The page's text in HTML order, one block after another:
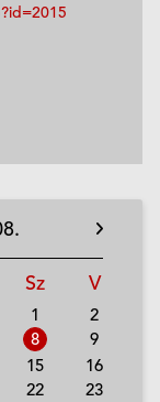
Sz V
1
2
8
9
15
16
22
23